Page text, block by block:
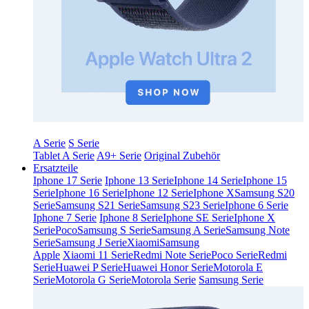
A Serie S Serie
Tablet A Serie A9+ Serie Original Zubehör
Ersatzteile
Iphone 17 Serie Iphone 13 SerieIphone 14 SerieIphone 15
SerieIphone 16 SerieIphone 12 SerieIphone XSamsung S20
SerieSamsung S21 SerieSamsung S23 SerieIphone 6 Serie
Iphone 7 Serie Iphone 8 SerieIphone SE SerieIphone X
SeriePocoSamsung S SerieSamsung A SerieSamsung Note
SerieSamsung J SerieXiaomiSamsung
Apple Xiaomi 11 SerieRedmi Note SeriePoco SerieRedmi
SerieHuawei P SerieHuawei Honor SerieMotorola E
SerieMotorola G SerieMotorola Serie Samsung Serie